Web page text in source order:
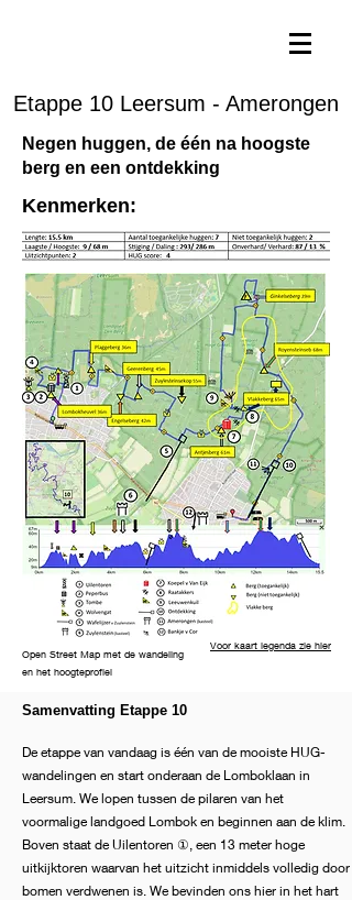
Etappe 10 Leersum - Amerongen
Negen huggen, de één na hoogste
berg en een ontdekking
Kenmerken:
Open Street Map met de wandeling
en het hoogteprofiel
Voor kaart legenda zie hier
Samenvatting Etappe 10
De etappe van vandaag is één van de mooiste HUG-
wandelingen en start onderaan de Lomboklaan in
Leersum. We lopen tussen de pilaren van het
voormalige landgoed Lombok en beginnen aan de klim.
Boven staat de Uilentoren ①, een 13 meter hoge
uitkijktoren waarvan het uitzicht inmiddels volledig door
bomen verdwenen is. We bevinden ons hier in het hart